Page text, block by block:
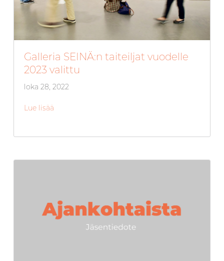
Galleria SEINÄ:n taiteiljat vuodelle
2023 valittu
loka 28, 2022
Lue lisää